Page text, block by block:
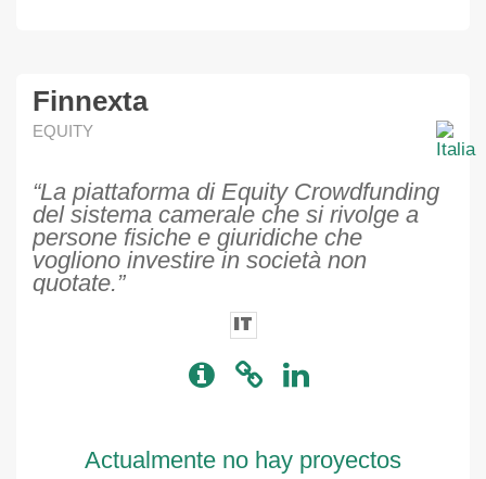
Finnexta
EQUITY
“La piattaforma di Equity Crowdfunding
del sistema camerale che si rivolge a
persone fisiche e giuridiche che
vogliono investire in società non
quotate.”
IT
Actualmente no hay proyectos